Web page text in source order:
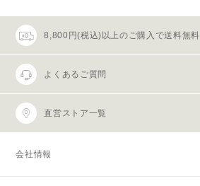
8,800円(税込)以上のご購入で送料無料
よくあるご質問
直営ストア一覧
会社情報